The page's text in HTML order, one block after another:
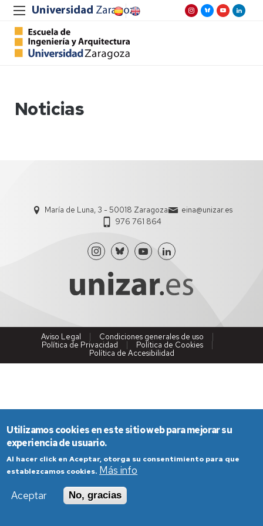
Noticias
María de Luna, 3 - 50018 Zaragoza
eina@unizar.es
976 761 864
Aviso Legal
Condiciones generales de uso
Política de Privacidad
Política de Cookies
Política de Accesibilidad
Utilizamos cookies en este sitio web para mejorar su
experiencia de usuario.
Al hacer click en Aceptar, otorga su consentimiento para que
establezcamos cookies. Más info
Aceptar
No, gracias